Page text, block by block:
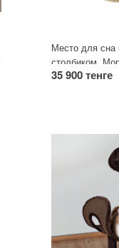
Место для сна
столбиком.
качестве
35 900 тенге